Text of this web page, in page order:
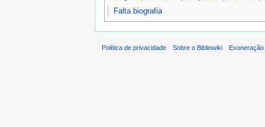
Falta biografia
Política de privacidade Sobre o Bibliowiki